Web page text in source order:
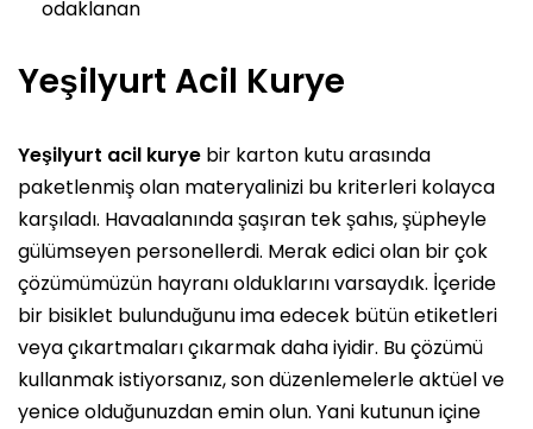
odaklanan
Yeşilyurt Acil Kurye
Yeşilyurt acil kurye bir karton kutu arasında
paketlenmiş olan materyalinizi bu kriterleri kolayca
karşıladı. Havaalanında şaşıran tek şahıs, şüpheyle
gülümseyen personellerdi. Merak edici olan bir çok
çözümümüzün hayranı olduklarını varsaydık. İçeride
bir bisiklet bulunduğunu ima edecek bütün etiketleri
veya çıkartmaları çıkarmak daha iyidir. Bu çözümü
kullanmak istiyorsanız, son düzenlemelerle aktüel ve
yenice olduğunuzdan emin olun. Yani kutunun içine